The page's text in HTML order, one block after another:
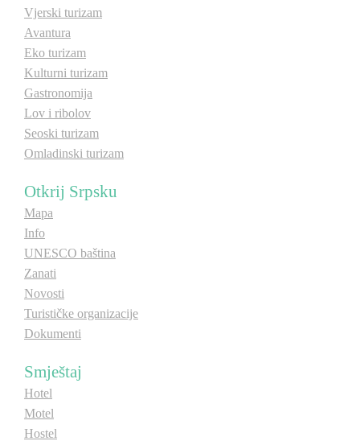
Omladinski turizam
Destinacije
Spisak destinacija
Mapa destinacija
Manifestacije
Smještaj
Multimedija
Foto
E-Brochure
Vjerski turizam
Avantura
Eko turizam
Kulturni turizam
Gastronomija
Lov i ribolov
Seoski turizam
Omladinski turizam
Otkrij Srpsku
Mapa
Info
UNESCO baština
Zanati
Novosti
Turističke organizacije
Dokumenti
Smještaj
Hotel
Motel
Hostel